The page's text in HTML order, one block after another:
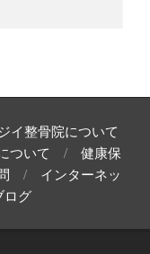
イ整骨院について
ついて
健康保
インターネッ
ログ